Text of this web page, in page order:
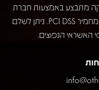
מתבצע באמצעות חברת
COMAX בהתאם לתקן האבטחה המחמיר PCI DSS. ניתן לשלם
האשראי הנפוצים.